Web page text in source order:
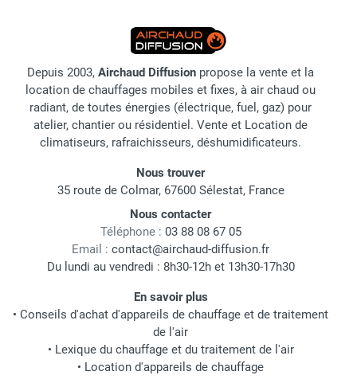
Depuis 2003, Airchaud Diffusion propose la vente et la
location de chauffages mobiles et fixes, à air chaud ou
radiant, de toutes énergies (électrique, fuel, gaz) pour
atelier, chantier ou résidentiel. Vente et Location de
climatiseurs, rafraichisseurs, déshumidificateurs.
Nous trouver
35 route de Colmar, 67600 Sélestat, France
Nous contacter
Téléphone : 03 88 08 67 05
Email : contact@airchaud-diffusion.fr
Du lundi au vendredi : 8h30-12h et 13h30-17h30
En savoir plus
• Conseils d'achat d'appareils de chauffage et de traitement
de l'air
• Lexique du chauffage et du traitement de l'air
• Location d'appareils de chauffage